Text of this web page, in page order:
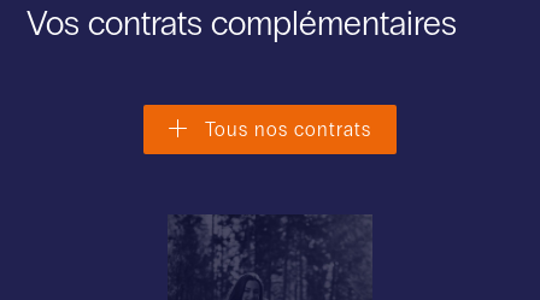
Vos contrats complémentaires
Tous nos contrats